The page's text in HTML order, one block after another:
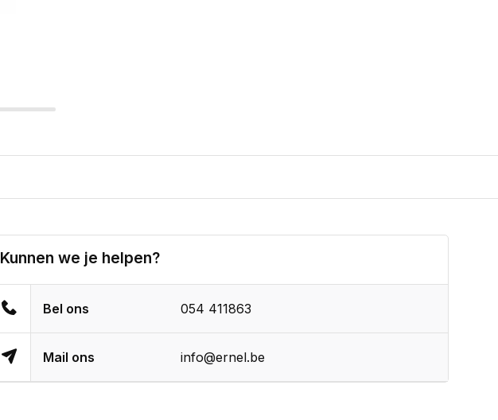
Kunnen we je helpen?
Bel ons 054 411863
Mail ons info@ernel.be